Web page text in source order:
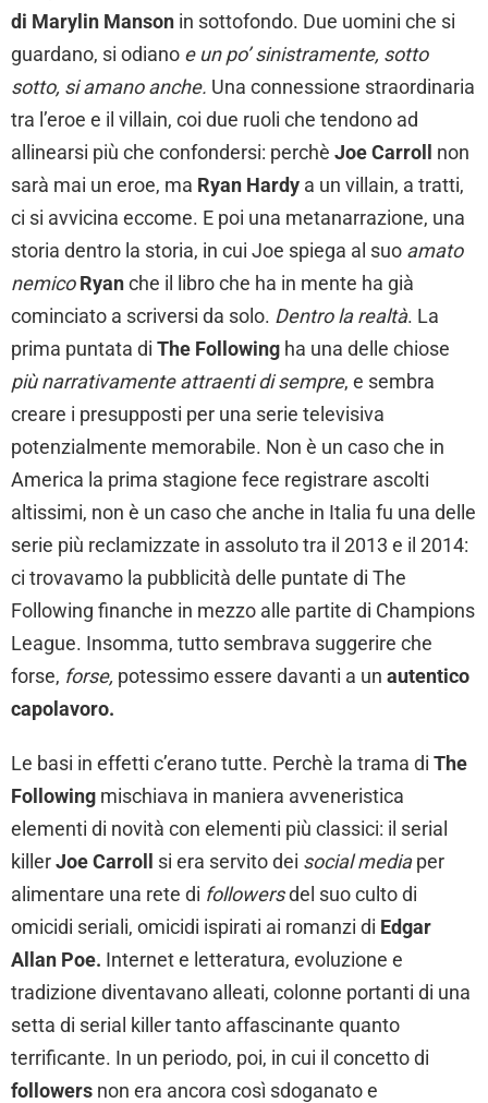
di Marylin Manson in sottofondo. Due uomini che si
guardano, si odiano e un po’ sinistramente, sotto
sotto, si amano anche. Una connessione straordinaria
tra l’eroe e il villain, coi due ruoli che tendono ad
allinearsi più che confondersi: perchè Joe Carroll non
sarà mai un eroe, ma Ryan Hardy a un villain, a tratti,
ci si avvicina eccome. E poi una metanarrazione, una
storia dentro la storia, in cui Joe spiega al suo amato
nemicoRyanche il libro che ha in mente ha già
cominciato a scriversi da solo. Dentro la realtà. La
prima puntata di The Following ha una delle chiose
più narrativamente attraenti di sempre, e sembra
creare i presupposti per una serie televisiva
potenzialmente memorabile. Non è un caso che in
America la prima stagione fece registrare ascolti
altissimi, non è un caso che anche in Italia fu una delle
serie più reclamizzate in assoluto tra il 2013 e il 2014:
ci trovavamo la pubblicità delle puntate di The
Following finanche in mezzo alle partite di Champions
League. Insomma, tutto sembrava suggerire che
forse, forse, potessimo essere davanti a un autentico
capolavoro.
Le basi in effetti c’erano tutte. Perchè la trama di The
Following mischiava in maniera avveneristica
elementi di novità con elementi più classici: il serial
killerJoe Carroll si era servito dei social mediaper
alimentare una rete di followersdel suo culto di
omicidi seriali, omicidi ispirati ai romanzi di Edgar
Allan Poe. Internet e letteratura, evoluzione e
tradizione diventavano alleati, colonne portanti di una
setta di serial killer tanto affascinante quanto
terrificante. In un periodo, poi, in cui il concetto di
followers non era ancora così sdoganato e